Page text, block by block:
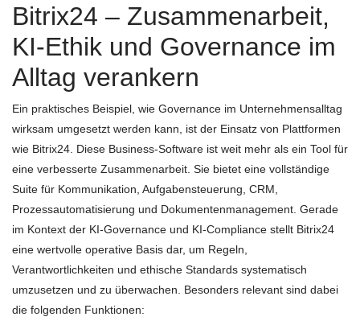
Bitrix24 – Zusammenarbeit,
KI-Ethik und Governance im
Alltag verankern
Ein praktisches Beispiel, wie Governance im Unternehmensalltag
wirksam umgesetzt werden kann, ist der Einsatz von Plattformen
wie Bitrix24. Diese Business-Software ist weit mehr als ein Tool für
eine verbesserte Zusammenarbeit. Sie bietet eine vollständige
Suite für Kommunikation, Aufgabensteuerung, CRM,
Prozessautomatisierung und Dokumentenmanagement. Gerade
im Kontext der KI-Governance und KI-Compliance stellt Bitrix24
eine wertvolle operative Basis dar, um Regeln,
Verantwortlichkeiten und ethische Standards systematisch
umzusetzen und zu überwachen. Besonders relevant sind dabei
die folgenden Funktionen: